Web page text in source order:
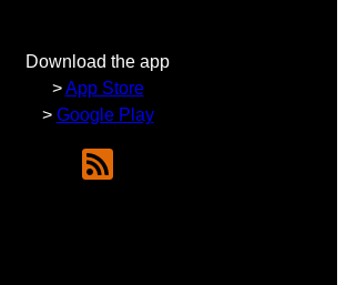
Download the app
>App Store
> Google Play